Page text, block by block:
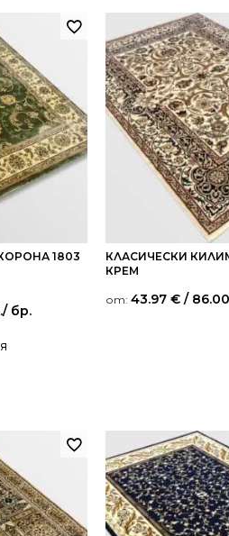
1803
/ бр.
КЛАСИЧЕСКИ
КРЕМ
от: 43.97 € /